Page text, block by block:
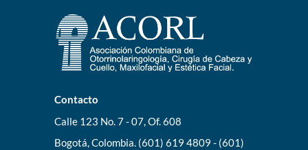
Contacto
Calle 123 No. 7 - 07, Of. 608
Bogotá, Colombia. (601) 619 4809 - (601)